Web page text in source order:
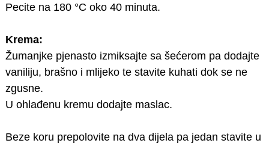
Pecite na 180 °C oko 40 minuta.
Krema:
Žumanjke pjenasto izmiksajte sa šećerom pa dodajte
vaniliju, brašno i mlijeko te stavite kuhati dok se ne
zgusne.
U ohlađenu kremu dodajte maslac.
Beze koru prepolovite na dva dijela pa jedan stavite u